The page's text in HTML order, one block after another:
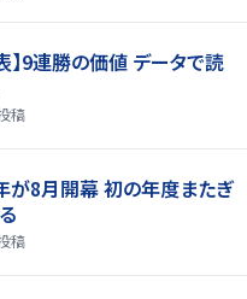
】9連勝の価値 データで読
稿
が8月開幕 初の年度またぎ
稿